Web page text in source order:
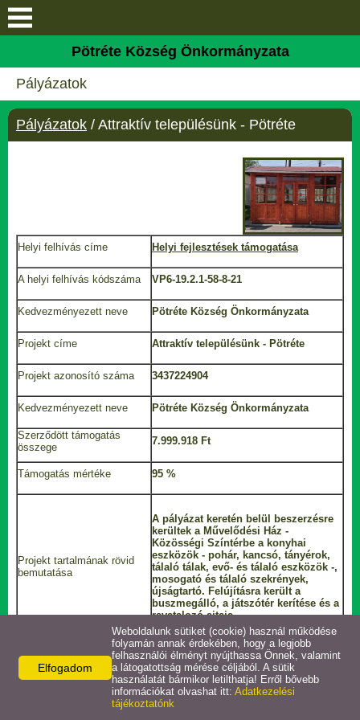
Keresés
Bemutatkozás
Elérhetőségek
Helyi önkormányzati
választás
Hivatal
Hírek
Horgásztó
Intézmények
Letöltések
Pályázatok
Választási információk
Pötréte Község Önkormányzata
Pályázatok
Pályázatok / Attraktív településünk - Pötréte
Helyi felhívás címe Helyi fejlesztések támogatása
A helyi felhívás kódszáma VP6-19.2.1-58-8-21
Kedvezményezett neve Pötréte Község Önkormányzata
Projekt címe Attraktív településünk - Pötréte
Projekt azonosító száma 3437224904
Kedvezményezett neve Pötréte Község Önkormányzata
Szerződött támogatás
összege
7.999.918 Ft
Támogatás mértéke 95 %
Projekt tartalmának rövid
bemutatása
A pályázat keretén belül beszerzésre
kerültek a Művelődési Ház -
Közösségi Színtérbe a konyhai
eszközök - pohár, kancsó, tányérok,
tálaló tálak, evő- és tálaló eszközök -,
mosogató és tálaló szekrények,
újságtartó. Felújításra került a
buszmegálló, a játszótér kerítése és a
ravatalozó ajtaja.
Projekt tervezett befejezési
dátuma
2024. január 31.
Elfogadom
Weboldalunk sütiket (cookie) használ működése
folyamán annak érdekében, hogy a legjobb
felhasználói élményt nyújthassa Önnek, valamint
a látogatottság mérése céljából. A sütik
használatát bármikor letilthatja! Erről bővebb
információkat olvashat itt: Adatkezelési
tájékoztatónk